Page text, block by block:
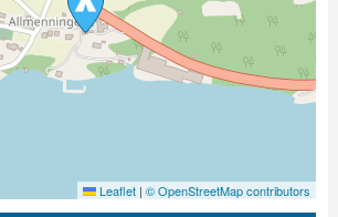
Leaflet | © OpenStreetMap contributors